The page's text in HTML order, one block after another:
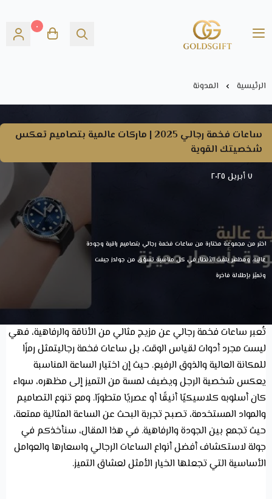
Gold's GIFT
٠
الرئيسية المدونة
ساعات فخمة رجالي 2025 | ماركات عالمية بتصاميم تعكس
شخصيتك القوية
٧ أبريل ٢٠٢٥
اختر من مجموعة مختارة من ساعات فخمة رجالي بتصاميم راقية وجودة
عالية، ومظهر يلفت الأنظار في كل مناسبة تسوّق من جولدز جيفت
وتميّز بإطلالة فاخرة
تُعبر ساعات فخمة رجالي عن مزيج مثالي من الأناقة والرفاهية، فهي
ليست مجرد أدوات لقياس الوقت، بل ساعات فخمة رجاليتمثل رمزًا
للمكانة العالية والذوق الرفيع. حيث إن اختيار الساعة المناسبة
يعكس شخصية الرجل ويضيف لمسة من التميز إلى مظهره، سواء
كان أسلوبه كلاسيكيًا أنيقًا أو عصريًا متطورًا. ومع تنوع التصاميم
والمواد المستخدمة، تصبح تجربة البحث عن الساعة المثالية ممتعة،
حيث تجمع بين الجودة والرفاهية. في هذا المقال، سنأخذكم في
جولة لاستكشاف أفضلأنواع الساعات الرجالي واسعارها والعوامل
الأساسية التي تجعلها الخيار الأمثل لعشاق التميز.